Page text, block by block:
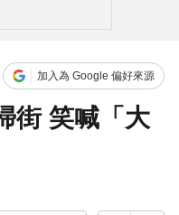
加入為 Google 偏好來源
街 笑喊「大